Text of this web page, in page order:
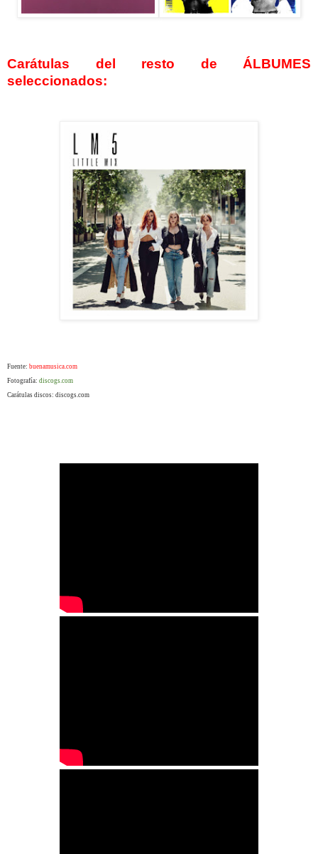
Carátulas del resto de ÁLBUMES
seleccionados:
Fuente: buenamusica.com
Fotografía: discogs.com
Carátulas discos: discogs.com